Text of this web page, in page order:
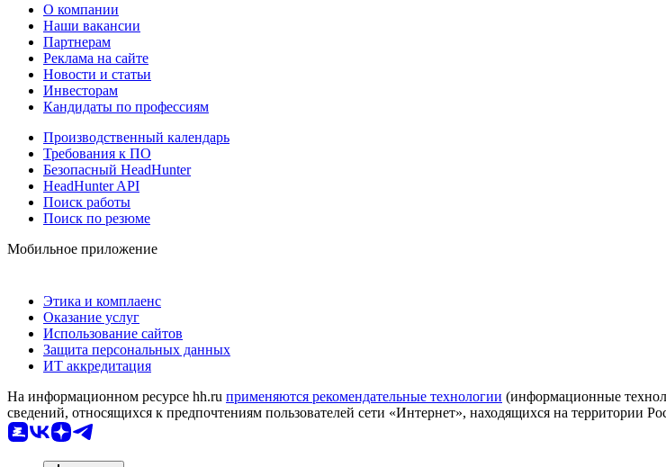
О компании
Наши вакансии
Партнерам
Реклама на сайте
Новости и статьи
Инвесторам
Кандидаты по профессиям
Производственный календарь
Требования к ПО
Безопасный HeadHunter
HeadHunter API
Поиск работы
Поиск по резюме
Мобильное приложение
Этика и комплаенс
Оказание услуг
Использование сайтов
Защита персональных данных
ИТ аккредитация
На информационном ресурсе hh.ru применяются рекомендательные технологии (информационные
сведений, относящихся к предпочтениям пользователей сети «Интернет», находящихся на территории